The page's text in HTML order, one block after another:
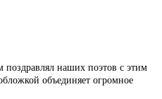
наших поэтов с этим
объединяет огромное